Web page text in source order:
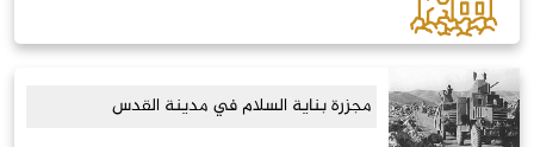
مجزرة بناية السلام في مدينة القدس